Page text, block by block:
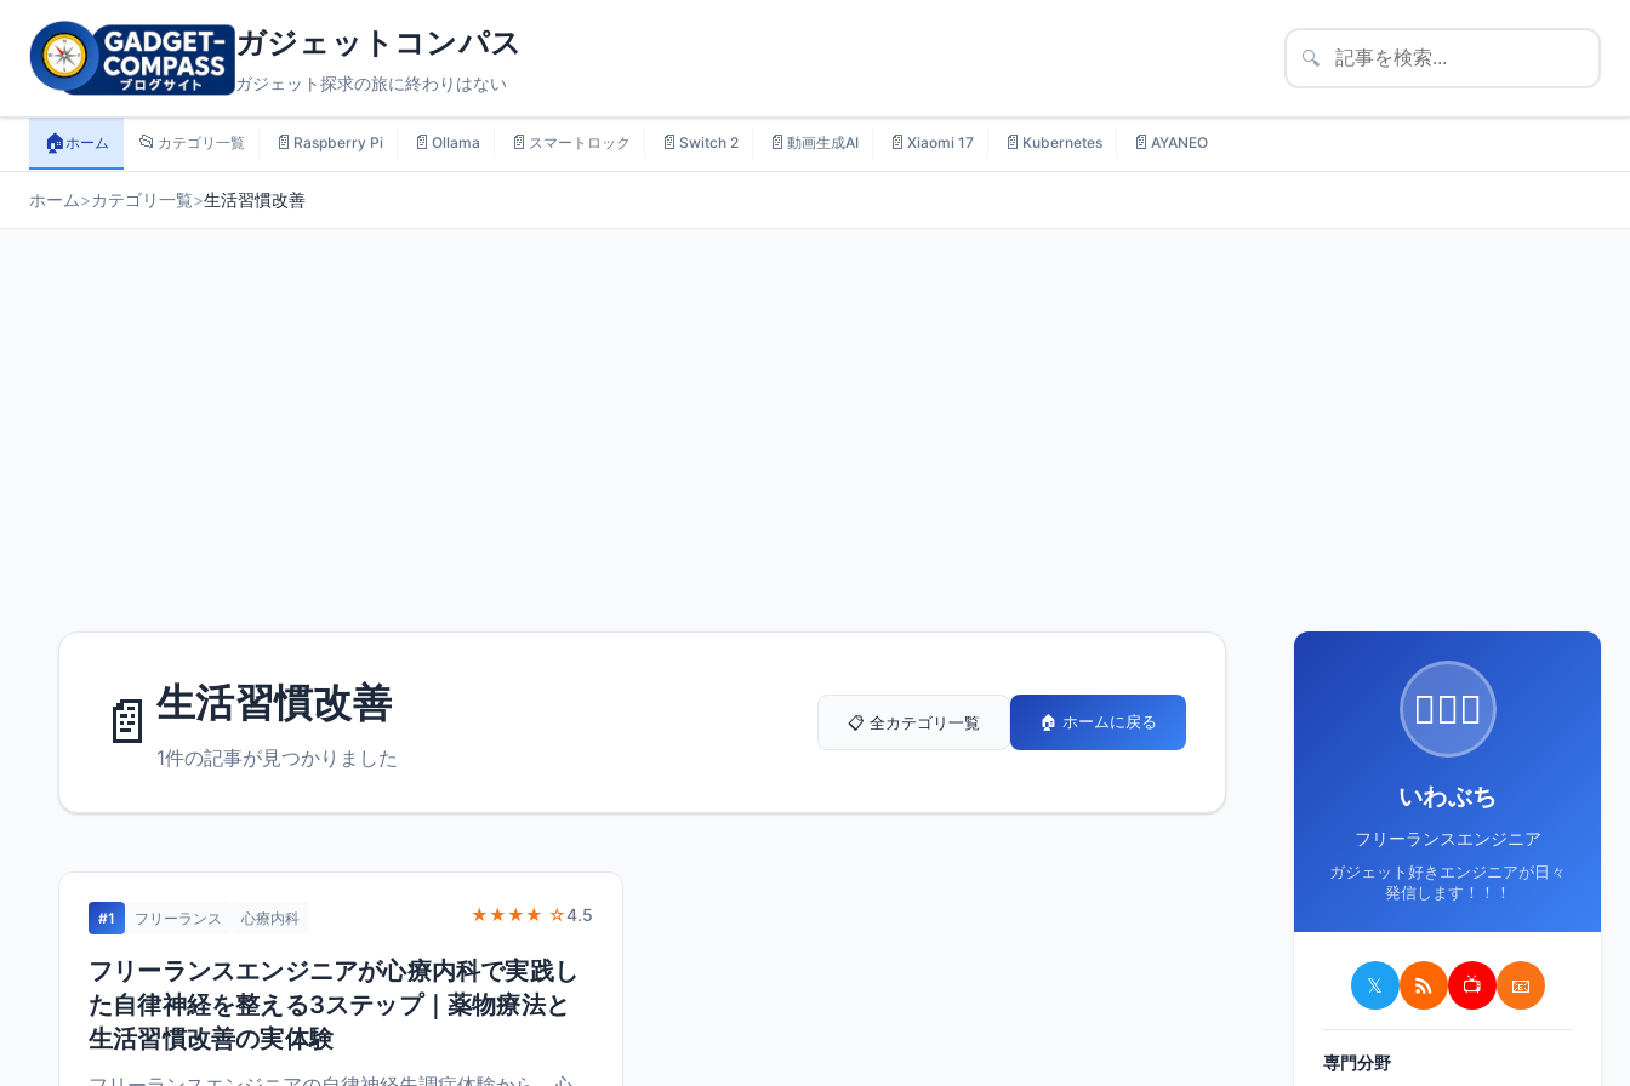
ガジェットコンパス
ガジェット探求の旅に終わりはない
🔍
🏠ホーム 📂 カテゴリ一覧 📄 Raspberry Pi 📄 Ollama 📄 スマートロック 📄 Switch 2 📄 動画生成AI 📄 Xiaomi 17 📄 Kubernetes 📄 AYANEO
ホーム>カテゴリ一覧>生活習慣改善
📄 生活習慣改善
1件の記事が見つかりました
📋 全カテゴリ一覧 🏠 ホームに戻る
#1 フリーランス 心療内科 ★★★★ ☆4.5
フリーランスエンジニアが心療内科で実践し
た自律神経を整える3ステップ｜薬物療法と
生活習慣改善の実体験
🙋🏻‍♂️
いわぶち
フリーランスエンジニア
ガジェット好きエンジニアが日々
発信します！！！
𝕏 📺 📧
専門分野